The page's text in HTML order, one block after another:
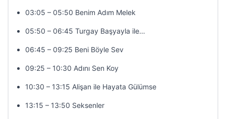
03:05 – 05:50 Benim Adım Melek
05:50 – 06:45 Turgay Başyayla ile…
06:45 – 09:25 Beni Böyle Sev
09:25 – 10:30 Adını Sen Koy
10:30 – 13:15 Alişan ile Hayata Gülümse
13:15 – 13:50 Seksenler